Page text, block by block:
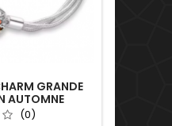
GRANDE
AUTOMNE
(0)